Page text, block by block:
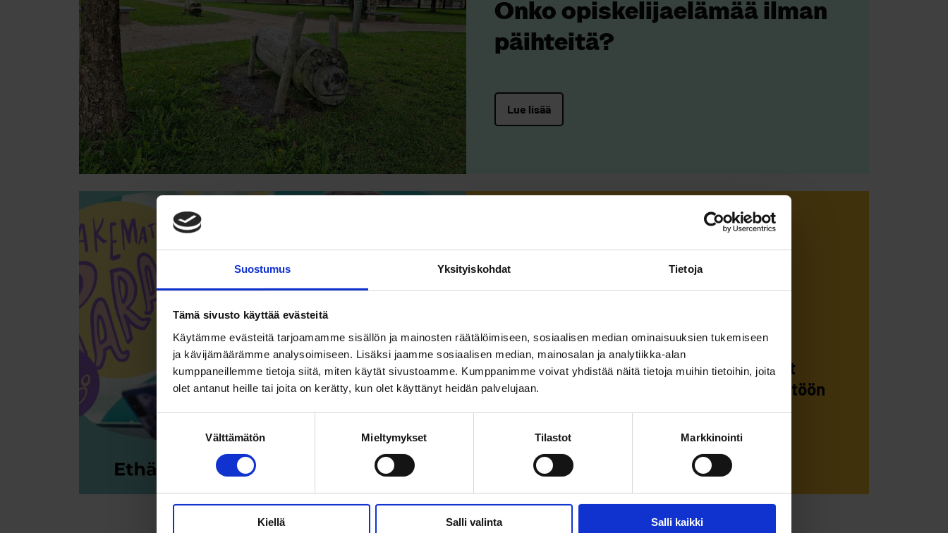
Suostumus Yksityiskohdat Tietoja
Tämä sivusto käyttää evästeitä
Käytämme evästeitä tarjoamamme sisällön ja mainosten räätälöimiseen, sosiaalisen median ominaisuuksien tukemiseen
ja kävijämäärämme analysoimiseen. Lisäksi jaamme sosiaalisen median, mainosalan ja analytiikka-alan
kumppaneillemme tietoja siitä, miten käytät sivustoamme. Kumppanimme voivat yhdistää näitä tietoja muihin tietoihin, joita
olet antanut heille tai joita on kerätty, kun olet käyttänyt heidän palvelujaan.
Välttämätön Mieltymykset Tilastot Markkinointi
Kiellä Salli valinta Salli kaikki
Onko opiskelijaelämää ilman
päihteitä?
Lue lisää
BYSTRÖMIN OHJAAMO
Selvänä liikenteessä,
Hakematta paras -...
Ehyt ry:n kevään kampanjat kannustavat
kiinnittämään huomiota päihteiden käyttöön
ja turvallisuuteen, ja muistuttavat...
Lue lisää